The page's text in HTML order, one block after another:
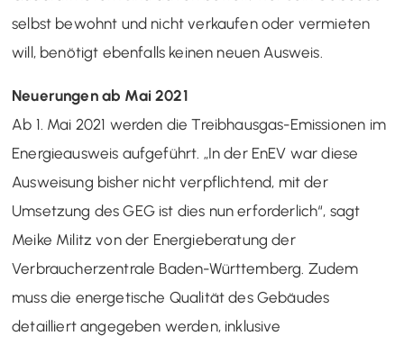
selbst bewohnt und nicht verkaufen oder vermieten
will, benötigt ebenfalls keinen neuen Ausweis.
Neuerungen ab Mai 2021
Ab 1. Mai 2021 werden die Treibhausgas-Emissionen im
Energieausweis aufgeführt. „In der EnEV war diese
Ausweisung bisher nicht verpflichtend, mit der
Umsetzung des GEG ist dies nun erforderlich“, sagt
Meike Militz von der Energieberatung der
Verbraucherzentrale Baden-Württemberg. Zudem
muss die energetische Qualität des Gebäudes
detailliert angegeben werden, inklusive